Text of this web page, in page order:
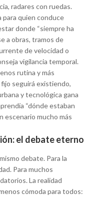
radares con ruedas.
para quien conduce
donde “siempre ha
a obras, tramos de
de velocidad o
vigilancia temporal.
rutina y más
seguirá existiendo,
y tecnológica gana
“dónde estaban
escenario mucho más
el debate eterno
debate. Para la
Para muchos
La realidad
cómoda para todos: